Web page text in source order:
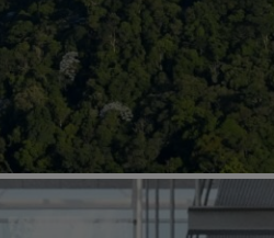
sociais, empresas de tecnologia
acadêmicas e multilaterais,
convidados a cotejar
espaço da vida social.
A crise enfrentada atualmente no
interdependência entre